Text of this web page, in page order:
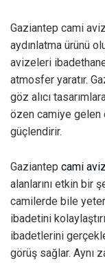
Gaziantep cami
aydınlatma ürünü
avizeleri
atmosfer yaratır.
göz alıcı
özen camiye gelen
güçlendirir.
Gaziantep cami
alanlarını etkin bir
camilerde bile
ibadetini
ibadetlerini
görüş sağlar. Aynı